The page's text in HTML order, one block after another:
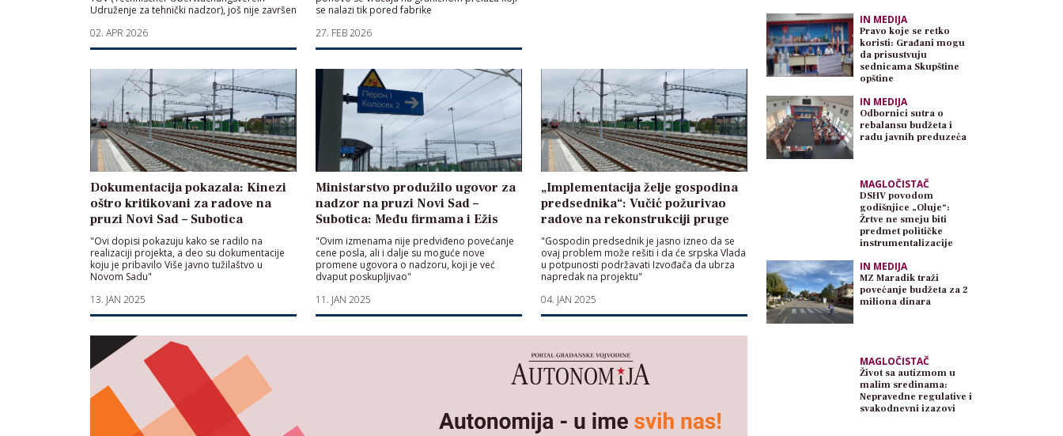
Udruženje za tehnički nadzor), još nije završen
02. APR 2026
se nalazi tik pored fabrike
27. FEB 2026
Dokumentacija pokazala: Kinezi
oštro kritikovani za radove na
pruzi Novi Sad – Subotica
"Ovi dopisi pokazuju kako se radilo na
realizaciji projekta, a deo su dokumentacije
koju je pribavilo Više javno tužilaštvo u
Novom Sadu"
13. JAN 2025
Ministarstvo produžilo ugovor za
nadzor na pruzi Novi Sad –
Subotica: Među firmama i Ežis
"Ovim izmenama nije predviđeno povećanje
cene posla, ali i dalje su moguće nove
promene ugovora o nadzoru, koji je već
dvaput poskupljivao"
11. JAN 2025
„Implementacija želje gospodina
predsednika“: Vučić požurivao
radove na rekonstrukciji pruge
"Gospodin predsednik je jasno izneo da se
ovaj problem može rešiti i da će srpska Vlada
u potpunosti podržavati Izvođača da ubrza
napredak na projektu"
04. JAN 2025
IN MEDIJA
Pravo koje se retko
koristi: Građani mogu
da prisustvuju
sednicama Skupštine
opštine
IN MEDIJA
Odbornici sutra o
rebalansu budžeta i
radu javnih preduzeća
MAGLOČISTAČ
DSHV povodom
godišnjice „Oluje“:
Žrtve ne smeju biti
predmet političke
instrumentalizacije
IN MEDIJA
MZ Maradik traži
povećanje budžeta za 2
miliona dinara
MAGLOČISTAČ
Život sa autizmom u
malim sredinama:
Nepravedne regulative i
svakodnevni izazovi